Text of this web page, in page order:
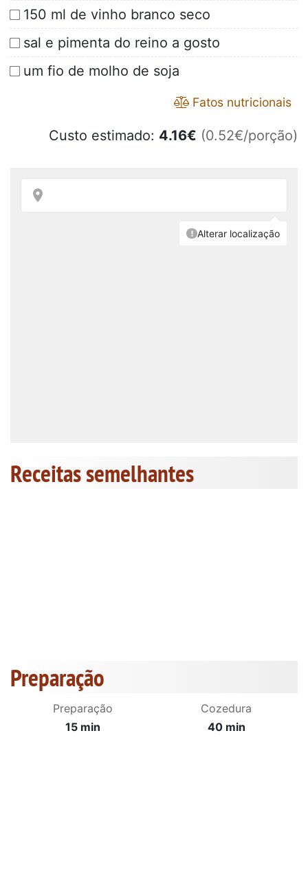
150 ml de vinho branco seco
sal e pimenta do reino a gosto
um fio de molho de soja
Fatos nutricionais
Custo estimado: 4.16€ (0.52€/porção)
Receitas semelhantes
Preparação
Preparação
15 min
Cozedura
40 min